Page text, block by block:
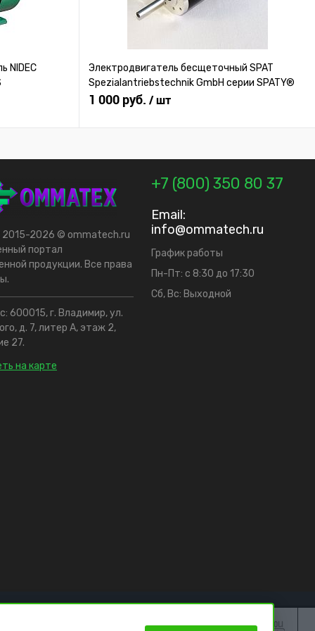
NIDEC
Электродвигатель бесщеточный SPAT
Spezialantriebstechnik GmbH серии SPATY®
1 000 руб. / шт
2015-2026 © ommatech.ru
портал
продукции. Все права
600015, г. Владимир, ул.
д. 7, литер А, этаж 2,
27.
на карте
+7 (800) 350 80 37
Email:
info@ommatech.ru
График работы
Пн-Пт: с 8:30 до 17:30
Сб, Вс: Выходной